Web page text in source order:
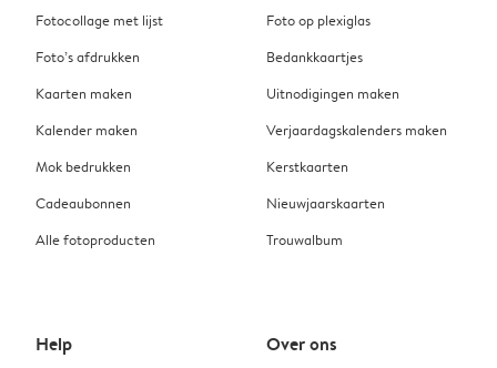
Fotocollage met lijst
Foto’s afdrukken
Kaarten maken
Kalender maken
Mok bedrukken
Cadeaubonnen
Alle fotoproducten
Foto op plexiglas
Bedankkaartjes
Uitnodigingen maken
Verjaardagskalenders maken
Kerstkaarten
Nieuwjaarskaarten
Trouwalbum
Help Over ons